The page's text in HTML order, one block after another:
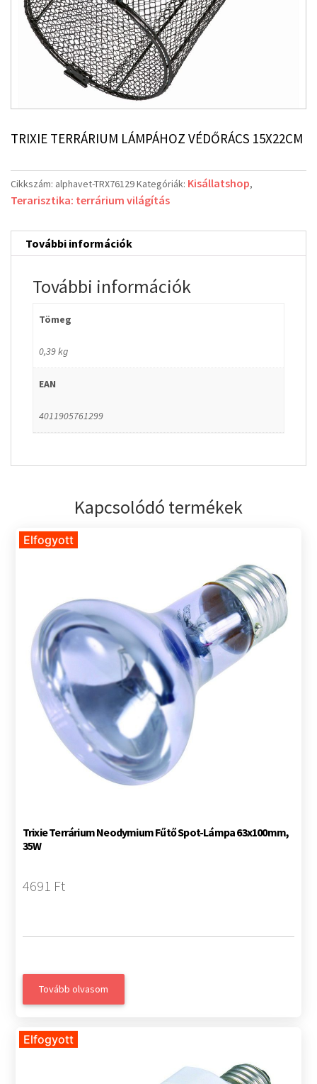
TRIXIE TERRÁRIUM LÁMPÁHOZ VÉDŐRÁCS 15X22CM
Cikkszám: alphavet-TRX76129Kategóriák: Kisállatshop,
Terarisztika: terrárium világítás
További információk
További információk
Tömeg
0,39 kg
EAN
4011905761299
Kapcsolódó termékek
Elfogyott
Trixie Terrárium Neodymium Fűtő Spot-Lámpa 63x100mm,
35W
4691 Ft
Tovább olvasom
Elfogyott